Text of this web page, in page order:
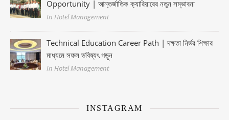
Opportunity | আন্তর্জাতিক ক্যারিয়ারের নতুন সম্ভাবনা
In Hotel Management
Technical Education Career Path | দক্ষতা নির্ভর শিক্ষার
মাধ্যমে সফল ভবিষ্যৎ গড়ুন
In Hotel Management
INSTAGRAM